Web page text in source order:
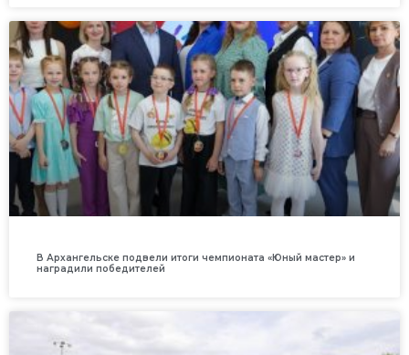
В Архангельске подвели итоги чемпионата «Юный мастер» и
наградили победителей